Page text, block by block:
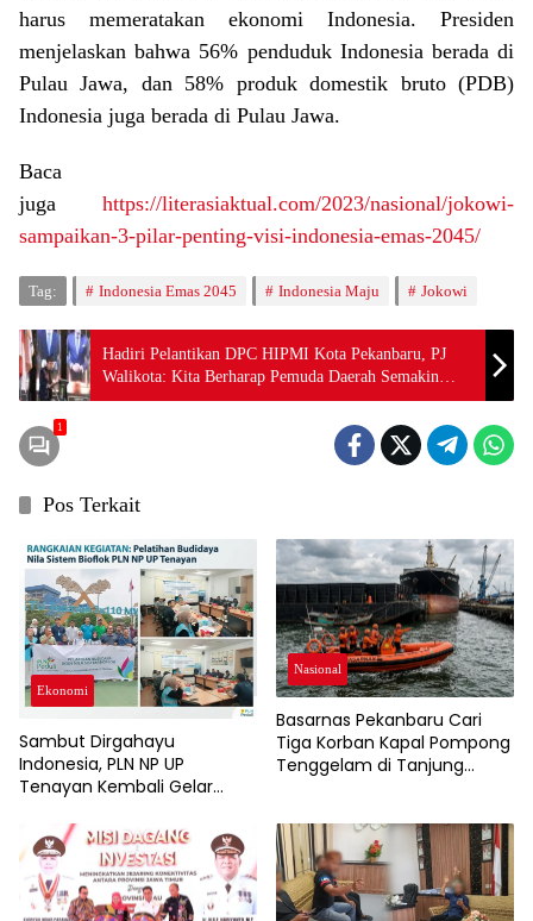
harus memeratakan ekonomi Indonesia. Presiden
menjelaskan bahwa 56% penduduk Indonesia berada di
Pulau Jawa, dan 58% produk domestik bruto (PDB)
Indonesia juga berada di Pulau Jawa.
Baca
juga https://literasiaktual.com/2023/nasional/jokowi-
sampaikan-3-pilar-penting-visi-indonesia-emas-2045/
Tag: Indonesia Emas 2045 Indonesia Maju Jokowi
Hadiri Pelantikan DPC HIPMI Kota Pekanbaru, PJ
Walikota: Kita Berharap Pemuda Daerah Semakin
Termotivasi Menjadi Pengusaha
1
Pos Terkait
Ekonomi
Sambut Dirgahayu
Indonesia, PLN NP UP
Tenayan Kembali Gelar
Pertumbuhan Ekonomi dan
Ketahanan Pangan Warga
Nasional
Basarnas Pekanbaru Cari
Tiga Korban Kapal Pompong
Tenggelam di Tanjung